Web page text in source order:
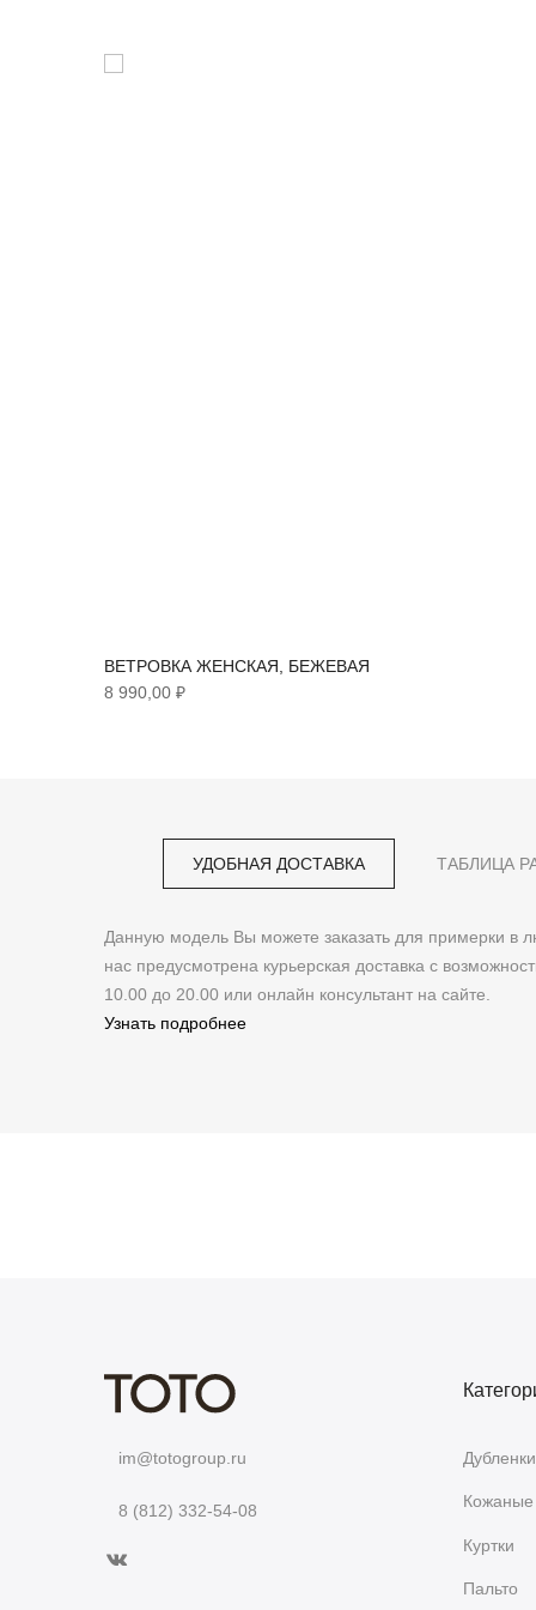
beginning
ВЕТРОВКА ЖЕНСКАЯ, БЕЖЕВАЯ
8 990,00 ₽
УДОБНАЯ ДОСТАВКА
Данную модель Вы можете заказать для примерки в
нас предусмотрена курьерская доставка с
10.00 до 20.00 или онлайн консультант на сайте.
Узнать подробнее
ТАБЛИЦА
im@totogroup.ru
8 (812) 332-54-08
Дубленки
Кожаные
Куртки
Пальто